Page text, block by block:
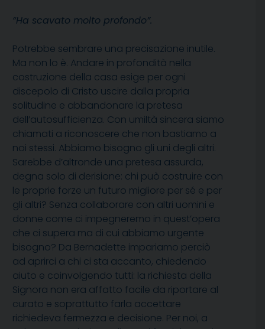
“Ha scavato molto profondo”.
Potrebbe sembrare una precisazione inutile.
Ma non lo è. Andare in profondità nella
costruzione della casa esige per ogni
discepolo di Cristo uscire dalla propria
solitudine e abbandonare la pretesa
dell’autosufficienza. Con umiltà sincera siamo
chiamati a riconoscere che non bastiamo a
noi stessi. Abbiamo bisogno gli uni degli altri.
Sarebbe d’altronde una pretesa assurda,
degna solo di derisione: chi può costruire con
le proprie forze un futuro migliore per sé e per
gli altri? Senza collaborare con altri uomini e
donne come ci impegneremo in quest’opera
che ci supera ma di cui abbiamo urgente
bisogno? Da Bernadette impariamo perciò
ad aprirci a chi ci sta accanto, chiedendo
aiuto e coinvolgendo tutti: la richiesta della
Signora non era affatto facile da riportare al
curato e soprattutto farla accettare
richiedeva fermezza e decisione. Per noi, a